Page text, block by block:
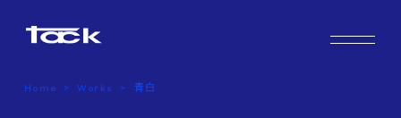
Works
Home Works 青白